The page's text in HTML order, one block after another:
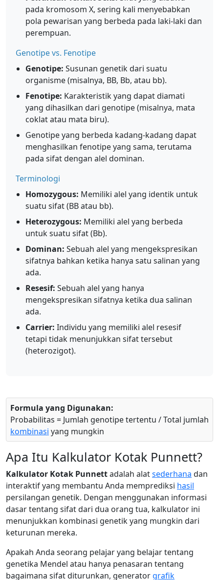
pada kromosom X, sering kali menyebabkan
pola pewarisan yang berbeda pada laki-laki dan
perempuan.
Genotipe vs. Fenotipe
Genotipe: Susunan genetik dari suatu
organisme (misalnya, BB, Bb, atau bb).
Fenotipe: Karakteristik yang dapat diamati
yang dihasilkan dari genotipe (misalnya, mata
coklat atau mata biru).
Genotipe yang berbeda kadang-kadang dapat
menghasilkan fenotipe yang sama, terutama
pada sifat dengan alel dominan.
Terminologi
Homozygous: Memiliki alel yang identik untuk
suatu sifat (BB atau bb).
Heterozygous: Memiliki alel yang berbeda
untuk suatu sifat (Bb).
Dominan: Sebuah alel yang mengekspresikan
sifatnya bahkan ketika hanya satu salinan yang
ada.
Resesif: Sebuah alel yang hanya
mengekspresikan sifatnya ketika dua salinan
ada.
Carrier: Individu yang memiliki alel resesif
tetapi tidak menunjukkan sifat tersebut
(heterozigot).
Formula yang Digunakan:
Probabilitas = Jumlah genotipe tertentu / Total jumlah
kombinasi yang mungkin
Apa Itu Kalkulator Kotak Punnett?
Kalkulator Kotak Punnettadalah alatsederhana dan
interaktif yang membantu Anda memprediksi hasil
persilangan genetik. Dengan menggunakan informasi
dasar tentang sifat dari dua orang tua, kalkulator ini
menunjukkan kombinasi genetik yang mungkin dari
keturunan mereka.
Apakah Anda seorang pelajar yang belajar tentang
genetika Mendel atau hanya penasaran tentang
bagaimana sifat diturunkan, generator grafik